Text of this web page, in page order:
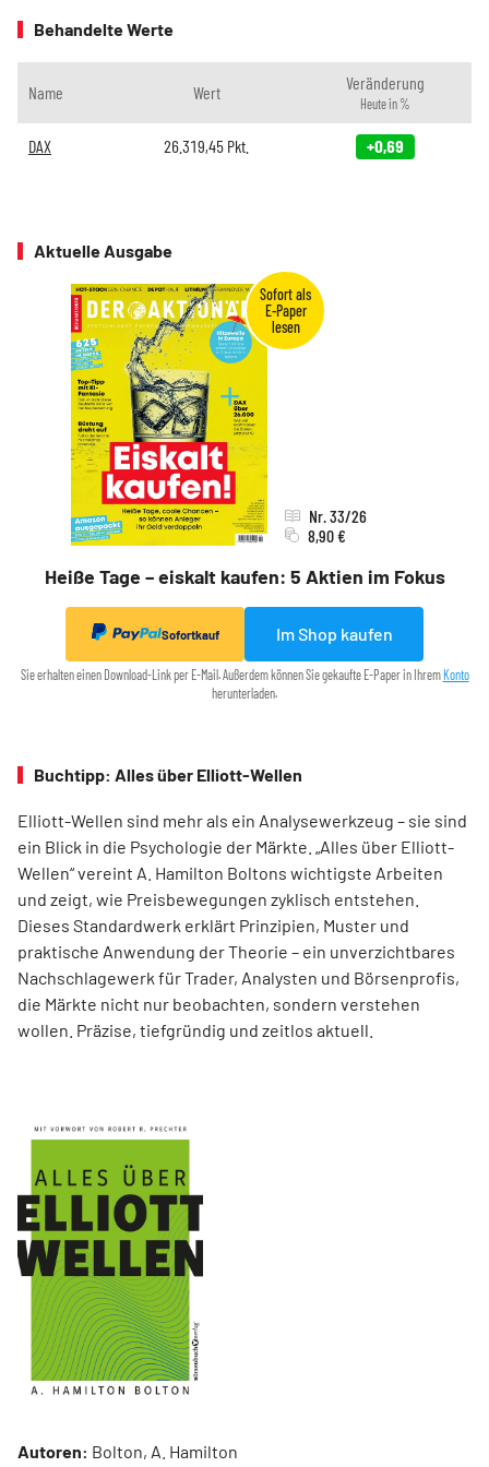
Behandelte Werte
Name Wert Veränderung
Heute in %
DAX 26.319,45 Pkt. +0,69
Aktuelle Ausgabe
Heiße Tage – eiskalt kaufen: 5 Aktien im Fokus
Nr. 33/26
8,90 €
Sofortkauf Im Shop kaufen
Sie erhalten einen Download-Link per E-Mail. Außerdem können Sie gekaufte E-Paper in Ihrem Konto
herunterladen.
Buchtipp: Alles über Elliott-Wellen
Elliott-Wellen sind mehr als ein Analysewerkzeug – sie sind
ein Blick in die Psychologie der Märkte. „Alles über Elliott-
Wellen“ vereint A. Hamilton Boltons wichtigste Arbeiten
und zeigt, wie Preisbewegungen zyklisch entstehen.
Dieses Standardwerk erklärt Prinzipien, Muster und
praktische Anwendung der Theorie – ein unverzichtbares
Nachschlagewerk für Trader, Analysten und Börsenprofis,
die Märkte nicht nur beobachten, sondern verstehen
wollen. Präzise, tiefgründig und zeitlos aktuell.
Autoren: Bolton, A. Hamilton